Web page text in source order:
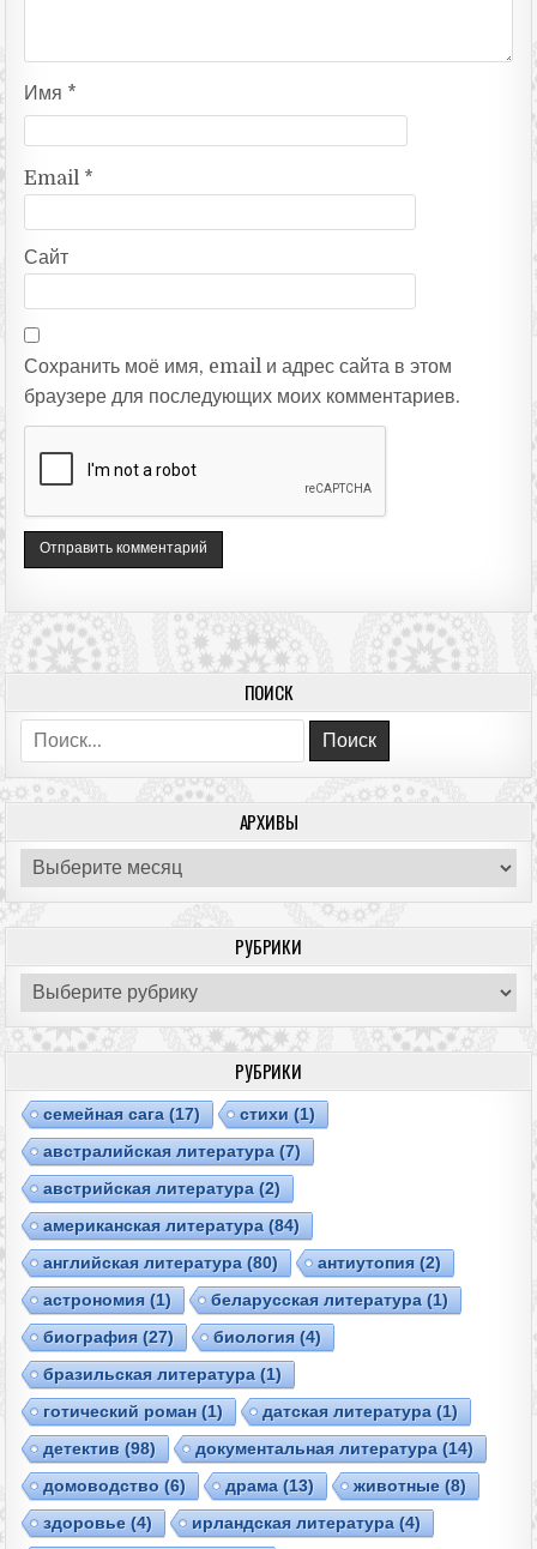
Имя *
Email *
Сайт
Сохранить моё имя, email и адрес сайта в этом
браузере для последующих моих комментариев.
ПОИСК
Поиск:
АРХИВЫ
Архивы
РУБРИКИ
Рубрики
РУБРИКИ
cемейная сага (17) cтихи (1)
австралийская литература (7)
австрийская литература (2)
американская литература (84)
английская литература (80) антиутопия (2)
астрономия (1) беларусская литература (1)
биография (27) биология (4)
бразильская литература (1)
готический роман (1) датская литература (1)
детектив (98) документальная литература (14)
домоводство (6) драма (13) животные (8)
здоровье (4) ирландская литература (4)